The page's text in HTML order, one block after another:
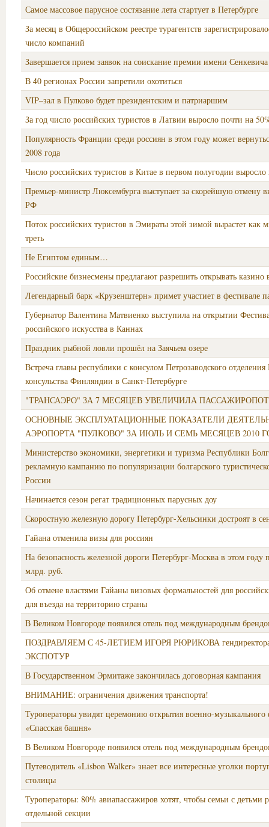
Самое массовое парусное состязание лета стартует в Петербурге
За месяц в Общероссийском реестре турагентств
число компаний
Завершается прием заявок на соискание премии имени Сенкевича
В 40 регионах России запретили охотиться
VIP–зал в Пулково будет президентским и патриаршим
За год число российских туристов в Латвии выросло почти на
Популярность Франции среди россиян в этом году может
2008 года
Число российских туристов в Китае в первом полугодии выросло
Премьер-министр Люксембурга выступает за скорейшую отмену
РФ
Поток российских туристов в Эмираты этой зимой вырастет как
треть
Не Египтом единым…
Российские бизнесмены предлагают разрешить открывать казино
Легендарный барк «Крузенштерн» примет участиет в фестивале
Губернатор Валентина Матвиенко выступила на открытии
российского искусства в Каннах
Праздник рыбной ловли прошёл на Заячьем озере
Встреча главы республики с консулом Петрозаводского отделения
консульства Финляндии в Санкт-Петербурге
"ТРАНСАЭРО" ЗА 7 МЕСЯЦЕВ УВЕЛИЧИЛА
ОСНОВНЫЕ ЭКСПЛУАТАЦИОННЫЕ ПОКАЗАТЕЛИ
АЭРОПОРТА "ПУЛКОВО" ЗА ИЮЛЬ И СЕМЬ МЕСЯЦЕВ 2010
Министерство экономики, энергетики и туризма Республики
рекламную кампанию по популяризации болгарского
России
Начинается сезон регат традиционных парусных доу
Скоростную железную дорогу Петербург-Хельсинки достроят в
Гайана отменила визы для россиян
На безопасность железной дороги Петербург-Москва в этом году
млрд. руб.
Об отмене властями Гайаны визовых формальностей для
для въезда на территорию страны
В Великом Новгороде появился отель под международным
ПОЗДРАВЛЯЕМ С 45-ЛЕТИЕМ ИГОРЯ РЮРИКОВА
ЭКСПОТУР
В Государственном Эрмитаже закончилась договорная кампания
ВНИМАНИЕ: ограничения движения транспорта!
Туроператоры увидят церемонию открытия военно-музыкального
«Спасская башня»
В Великом Новгороде появился отель под международным
Путеводитель «Lisbon Walker» знает все интересные уголки
столицы
Туроператоры: 80% авиапассажиров хотят, чтобы семьи с детьми
отдельной секции